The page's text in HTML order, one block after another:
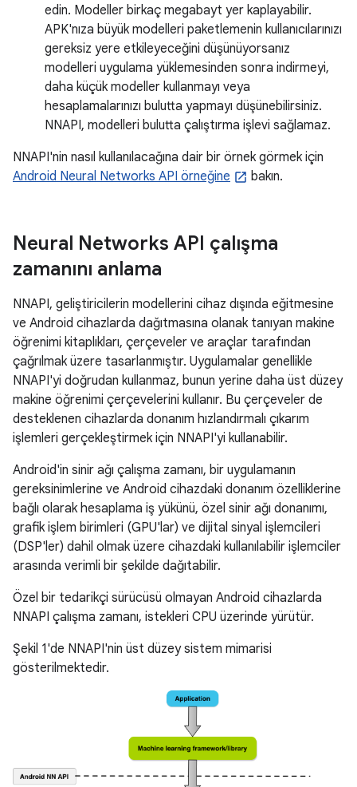
edin. Modeller birkaç megabayt yer kaplayabilir.
APK'nıza büyük modelleri paketlemenin kullanıcılarınızı
gereksiz yere etkileyeceğini düşünüyorsanız
modelleri uygulama yüklemesinden sonra indirmeyi,
daha küçük modeller kullanmayı veya
hesaplamalarınızı bulutta yapmayı düşünebilirsiniz.
NNAPI, modelleri bulutta çalıştırma işlevi sağlamaz.
NNAPI'nin nasıl kullanılacağına dair bir örnek görmek için
Android Neural Networks API örneğine
bakın.
Neural Networks API çalışma
zamanını anlama
NNAPI, geliştiricilerin modellerini cihaz dışında eğitmesine
ve Android cihazlarda dağıtmasına olanak tanıyan makine
öğrenimi kitaplıkları, çerçeveler ve araçlar tarafından
çağrılmak üzere tasarlanmıştır. Uygulamalar genellikle
NNAPI'yi doğrudan kullanmaz, bunun yerine daha üst düzey
makine öğrenimi çerçevelerini kullanır. Bu çerçeveler de
desteklenen cihazlarda donanım hızlandırmalı çıkarım
işlemleri gerçekleştirmek için NNAPI'yi kullanabilir.
Android'in sinir ağı çalışma zamanı, bir uygulamanın
gereksinimlerine ve Android cihazdaki donanım özelliklerine
bağlı olarak hesaplama iş yükünü, özel sinir ağı donanımı,
grafik işlem birimleri (GPU'lar) ve dijital sinyal işlemcileri
(DSP'ler) dahil olmak üzere cihazdaki kullanılabilir işlemciler
arasında verimli bir şekilde dağıtabilir.
Özel bir tedarikçi sürücüsü olmayan Android cihazlarda
NNAPI çalışma zamanı, istekleri CPU üzerinde yürütür.
Şekil 1'de NNAPI'nin üst düzey sistem mimarisi
gösterilmektedir.